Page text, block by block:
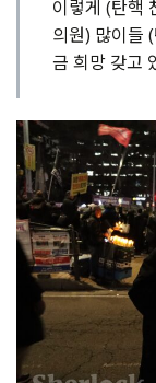
이렇게 (탄핵
의원) 많이들
금 희망 갖고